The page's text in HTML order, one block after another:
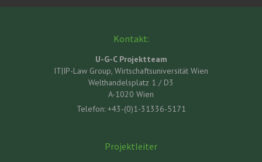
Kontakt:
U-G-C Projektteam
IT|IP-Law Group, Wirtschaftsuniversität Wien
Welthandelsplatz 1 / D3
A-1020 Wien
Telefon: +43-(0)1-31336-5171
Projektleiter